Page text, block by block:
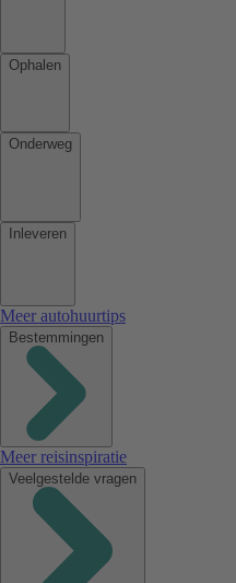
Ophalen
Onderweg
Inleveren
Meer autohuurtips
Bestemmingen
Meer reisinspiratie
Veelgestelde vragen